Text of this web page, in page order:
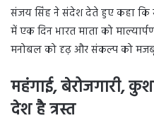
संजय सिंह ने संदेश देते हुए कहा कि
में एक दिन भारत माता को
मनोबल को दृढ़ और संकल्प को
महंगाई, बेरोजगारी,
देश है त्रस्त